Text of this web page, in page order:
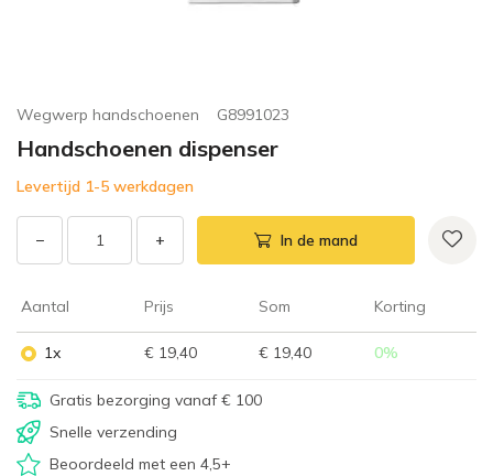
Wegwerp handschoenen G8991023
Handschoenen dispenser
Levertijd 1-5 werkdagen
− + In de mand
Aantal Prijs Som Korting
1x € 19,40 € 19,40 0%
Gratis bezorging vanaf € 100
Snelle verzending
Beoordeeld met een 4,5+